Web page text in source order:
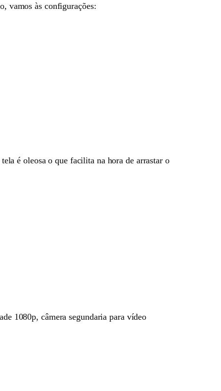
vamos às configurações:
é oleosa o que facilita na hora de arrastar o
1080p, câmera segundaria para vídeo